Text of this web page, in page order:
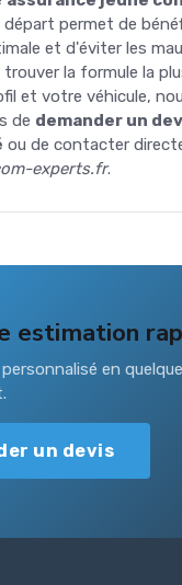
permet de
et d'éviter les
trouver la formule la
et votre véhicule,
de demander un
ou de contacter
experts.fr.
estimation
en
un devis